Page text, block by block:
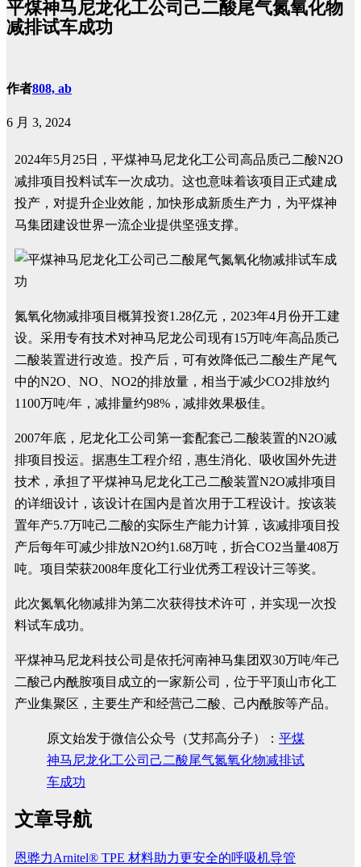
平煤神马尼龙化工公司己二酸尾气氮氧化物
减排试车成功
作者808, ab
6 月 3, 2024
2024年5月25日，平煤神马尼龙化工公司高品质己二酸N2O
减排项目投料试车一次成功。这也意味着该项目正式建成
投产，对提升企业效能，加快形成新质生产力，为平煤神
马集团建设世界一流企业提供坚强支撑。
氮氧化物减排项目概算投资1.28亿元，2023年4月份开工建
设。采用专有技术对神马尼龙公司现有15万吨/年高品质己
二酸装置进行改造。投产后，可有效降低己二酸生产尾气
中的N2O、NO、NO2的排放量，相当于减少CO2排放约
1100万吨/年，减排量约98%，减排效果极佳。
2007年底，尼龙化工公司第一套配套己二酸装置的N2O减
排项目投运。据惠生工程介绍，惠生消化、吸收国外先进
技术，承担了平煤神马尼龙化工己二酸装置N2O减排项目
的详细设计，该设计在国内是首次用于工程设计。按该装
置年产5.7万吨己二酸的实际生产能力计算，该减排项目投
产后每年可减少排放N2O约1.68万吨，折合CO2当量408万
吨。项目荣获2008年度化工行业优秀工程设计三等奖。
此次氮氧化物减排为第二次获得技术许可，并实现一次投
料试车成功。
平煤神马尼龙科技公司是依托河南神马集团双30万吨/年己
二酸己内酰胺项目成立的一家新公司，位于平顶山市化工
产业集聚区，主要生产和经营己二酸、己内酰胺等产品。
原文始发于微信公众号（艾邦高分子）： 平煤
神马尼龙化工公司己二酸尾气氮氧化物减排试
车成功
文章导航
恩骅力Arnitel® TPE 材料助力更安全的呼吸机导管